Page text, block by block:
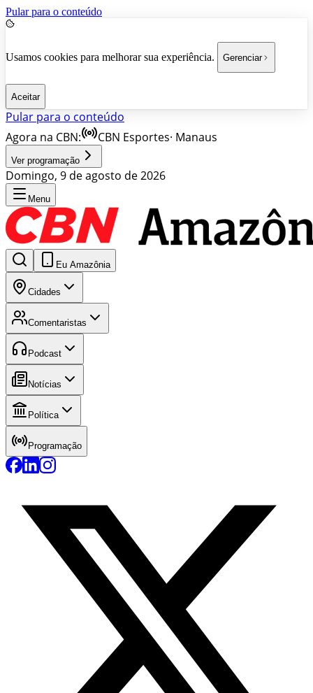
Pular para o conteúdo
Usamos cookies para melhorar sua experiência. Gerenciar
Aceitar
Pular para o conteúdo
Agora na CBN:
CBN Esportes· Manaus
Ver programação
Domingo, 9 de agosto de 2026
Menu
Eu Amazônia
Cidades
Comentaristas
Podcast
Notícias
Política
Programação